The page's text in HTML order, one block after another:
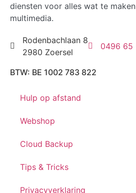
diensten voor alles wat te
multimedia.
Rodenbachlaan 8
2980 Zoersel
0496 65
BTW: BE 1002 783 822
Hulp op afstand
Webshop
Cloud Backup
Tips & Tricks
Privacyverklaring